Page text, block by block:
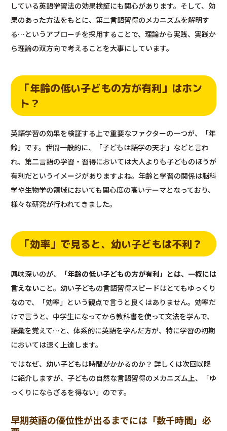
している英語学習法の効果検証にも関心があります。そして、効
果のあった方法をもとに、第二言語習得のメカニズムを解明す
る…というアプローチを採用することで、理論から実践、実践か
ら理論の双方向で考えることを大事にしています。
「年齢の低い子どもの方が有利」はホン
ト？
英語学習の効果を検証する上で重要なファクターの一つが、「年
齢」です。世間一般的に、「子どもは語学の天才」などと言わ
れ、第二言語の学習・習得においては大人よりも子どものほうが
有利だというイメージがありますよね。年齢と学習の関係は脳科
学や生物学の領域においても関心度の高いテーマとなっており、
様々な研究が行われてきました。
「効率」で見ると、幼い子どもは不利？
興味深いのが、
「年齢の低い子どもの方が有利」とは、一概には
言えないこと。幼い子どもの言語習得スピードはとてもゆっくり
なので、「効率」という観点で言うと良くはありません。効率だ
けで言うと、中学生になってから教科書を使って文法を学んで、
語彙を覚えて…と、体系的に英語を学んだ方が、特に学習の初期
においては速く上達します。
ではなぜ、幼い子どもは時間がかかるのか？ 詳しくは次回以降
に紹介しますが、子どもの自然な言語習得のメカニズム上、「ゆ
っくりにならざるを得ない」のです。
早期英語の優位性が出るまでには「数千時間」必